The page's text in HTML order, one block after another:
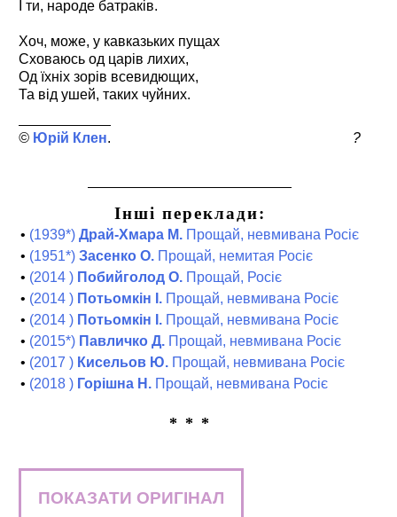
І ти, народе батраків.
Хоч, може, у кавказьких пущах
Сховаюсь од царів лихих,
Од їхніх зорів всевидющих,
Та від ушей, таких чуйних.
Юрій Клен ?
Інші переклади:
• (1939*) Драй-Хмара М. Прощай, невмивана Росіє
• (1951*) Засенко О. Прощай, немитая Росіє
• (2014 ) Побийголод О. Прощай, Росіє
• (2014 ) Потьомкін І. Прощай, невмивана Росіє
• (2014 ) Потьомкін І. Прощай, невмивана Росіє
• (2015*) Павличко Д. Прощай, невмивана Росіє
• (2017 ) Кисельов Ю. Прощай, невмивана Росіє
• (2018 ) Горішна Н. Прощай, невмивана Росіє
* * *
ПОКАЗАТИ ОРИГІНАЛ